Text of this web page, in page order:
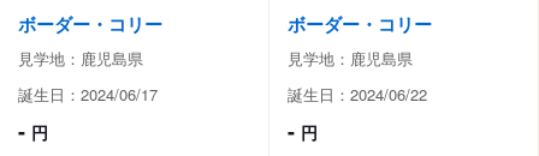
ボーダー・コリー
見学地：鹿児島県
誕生日：2024/06/17
- 円
ボーダー・コリー
見学地：鹿児島県
誕生日：2024/06/22
- 円